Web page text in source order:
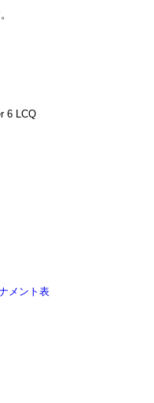
6 LCQ
メント表